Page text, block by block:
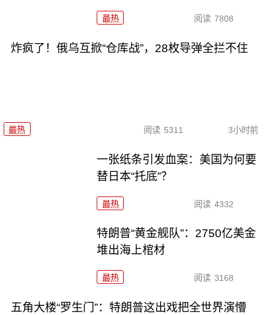
最热 阅读 7808
炸疯了！俄乌互掀“仓库战”，28枚导弹全拦不住
最热 阅读 5311 3小时前
一张纸条引发血案：美国为何要
替日本“托底”？
最热 阅读 4332
特朗普“黄金舰队”：2750亿美金
堆出海上棺材
最热 阅读 3168
五角大楼“罗生门”：特朗普这出戏把全世界演懵